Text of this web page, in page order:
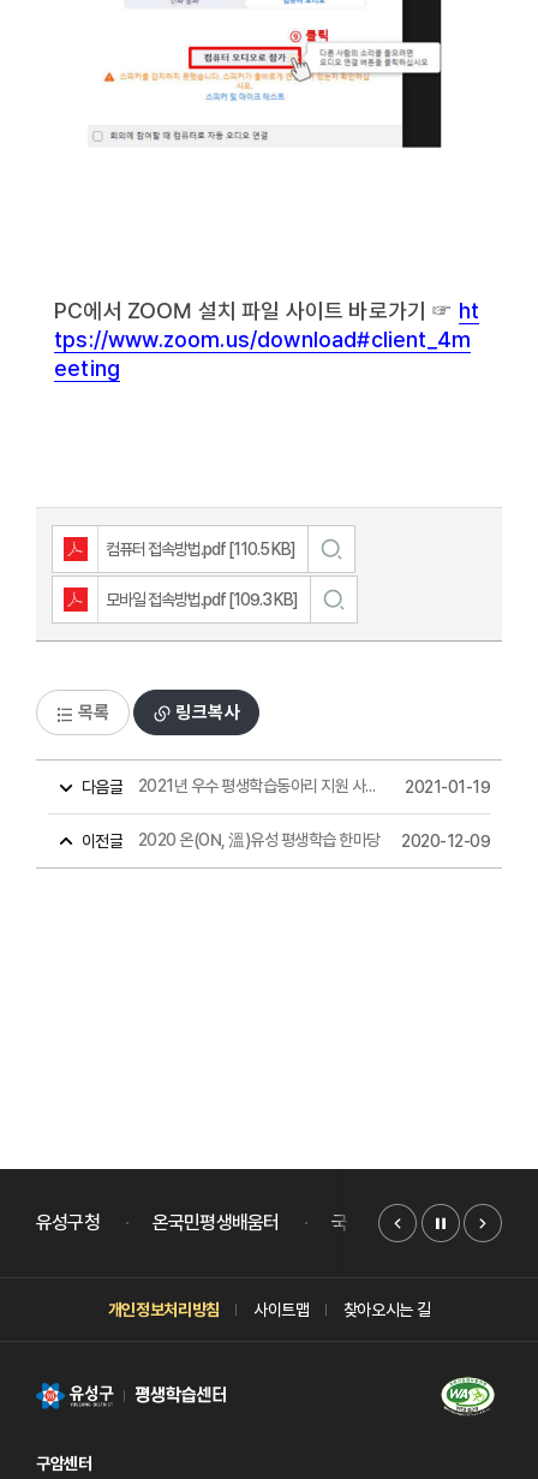
PC에서 ZOOM 설치 파일 사이트 바로가기 ☞ ht
tps://www.zoom.us/download#client_4m
eeting
컴퓨터 접속방법.pdf [110.5 KB]
모바일 접속방법.pdf [109.3 KB]
목록 링크복사
다음글 2021 년 우수 평생학습동아리 지원 사업 공고 2021-01-19
이전글 2020 온(ON, 溫)유성 평생학습 한마당 2020-12-09
유성구청 온국민평생배움터 국가평생교육진흥원
개인정보처리방침 사이트맵 찾아오시는 길
구암센터